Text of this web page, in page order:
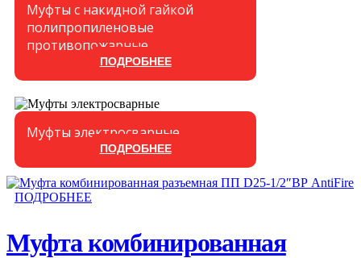
Муфты с накидной гайкой
полипропиленовые
противопожарные
ПОДРОБНЕЕ
Муфты электросварные
ПОДРОБНЕЕ
ПОДРОБНЕЕ
Муфта комбинированная